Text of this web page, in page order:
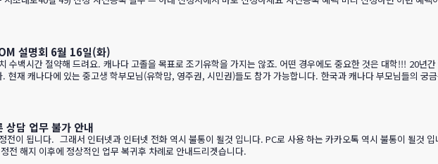
설명회 6월 16일(화)
담 업무 불가 안내
전이 됩니다. 그래서 인터넷과 인터넷 전화 역시 불통이 될것 입니다. PC로 사용 하는 카카오톡 역시 불통이 될것
전 해지 이후에 정상적인 업무 복귀후 차례로 안내드리겟습니다.